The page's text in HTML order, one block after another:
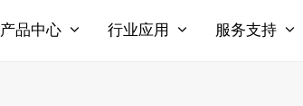
产品中心 行业应用 服务支持